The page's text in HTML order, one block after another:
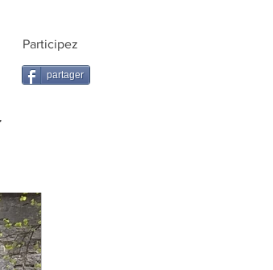
Participez
partager